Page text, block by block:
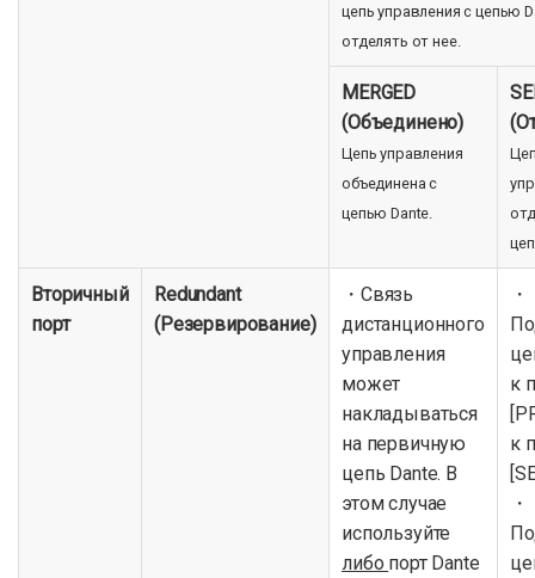
цепь управления с цепью
отделять от нее.
MERGED
(Объединено)
Цепь управления
объединена с
цепью Dante.
Вторичный
порт
Redundant
(Резервирование)
・Связь
дистанционного
управления
может
накладываться
на первичную
цепь Dante. В
этом случае
используйте
либо порт Dante
・
к
к
・